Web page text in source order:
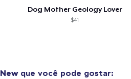
Dog Mother Geology Lover
$41
Newque você pode gostar: